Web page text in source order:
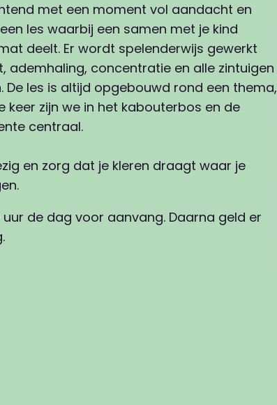
met een moment vol aandacht en
les waarbij een samen met je kind
deelt. Er wordt spelenderwijs gewerkt
ademhaling, concentratie en alle zintuigen
De les is altijd opgebouwd rond een thema,
keer zijn we in het kabouterbos en de
centraal.
en zorg dat je kleren draagt waar je
uur de dag voor aanvang. Daarna geld er